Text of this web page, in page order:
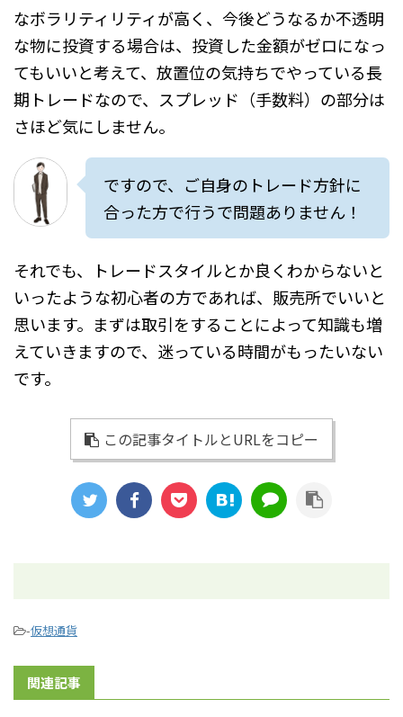
なボラリティリティが高く、今後どうなるか不透明
な物に投資する場合は、投資した金額がゼロになっ
てもいいと考えて、放置位の気持ちでやっている長
期トレードなので、スプレッド（手数料）の部分は
さほど気にしません。
ですので、ご自身のトレード方針に
合った方で行うで問題ありません！
それでも、トレードスタイルとか良くわからないと
いったような初心者の方であれば、販売所でいいと
思います。まずは取引をすることによって知識も増
えていきますので、迷っている時間がもったいない
です。
この記事タイトルとURLをコピー
-仮想通貨
関連記事